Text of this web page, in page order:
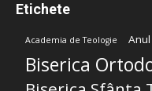
Etichete
Academia de Teologie
Biserica